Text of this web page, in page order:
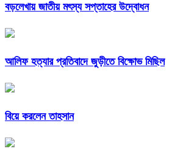
বড়লেখায় জাতীয় মৎস্য সপ্তাহের উদ্বোধন
আলিফ হত্যার প্রতিবাদে জুড়ীতে বিক্ষোভ মিছিল
বিয়ে করলেন তাহসান